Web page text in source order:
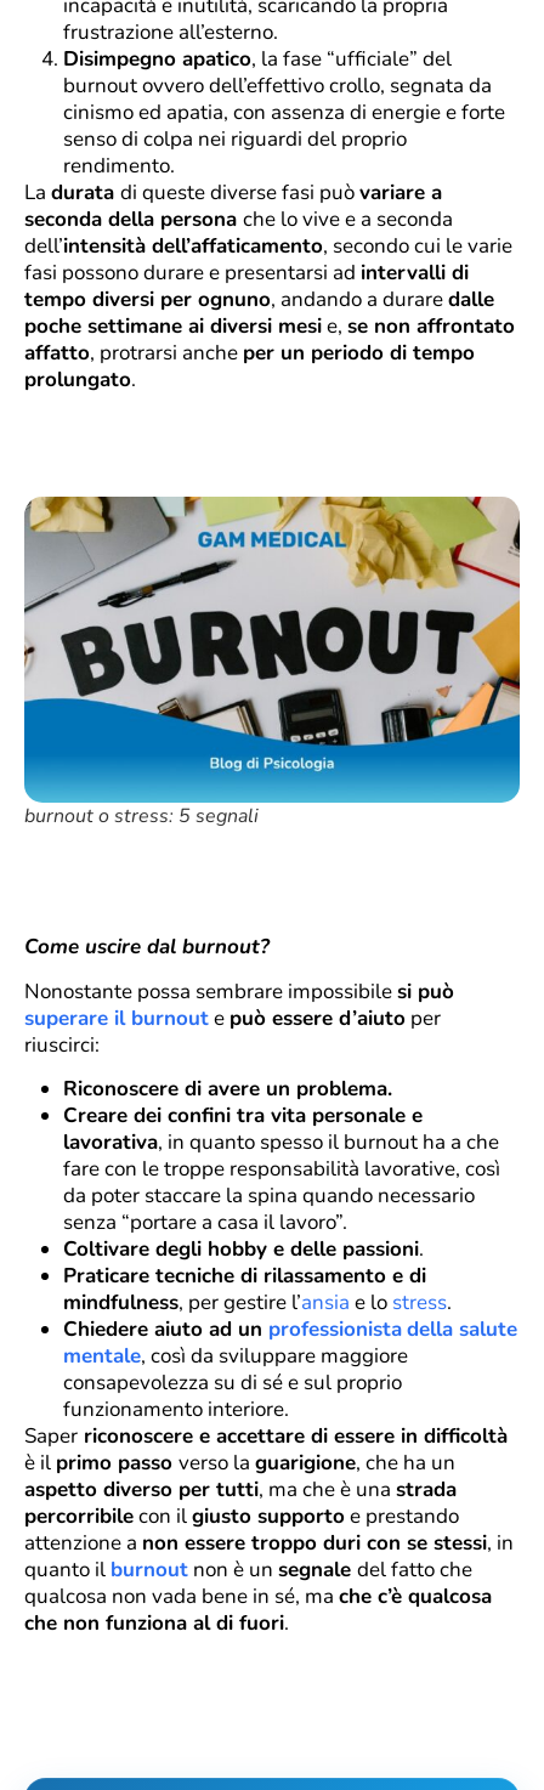
incapacità e inutilità, scaricando la propria
frustrazione all’esterno.
Disimpegno apatico, la fase “ufficiale” del
burnout ovvero dell’effettivo crollo, segnata da
cinismo ed apatia, con assenza di energie e forte
senso di colpa nei riguardi del proprio
rendimento.
La durata di queste diverse fasi puòvariare a
seconda della persona che lo vive e a seconda
dell’intensità dell’affaticamento, secondo cui le varie
fasi possono durare e presentarsi ad intervalli di
tempo diversi per ognuno, andando a duraredalle
poche settimane ai diversi mesie, se non affrontato
affatto, protrarsi anche per un periodo di tempo
prolungato.
burnout o stress: 5 segnali
Come uscire dal burnout?
Nonostante possa sembrare impossibilesi può
superare il burnoute può essere d’aiuto per
riuscirci:
Riconoscere di avere un problema.
Creare dei confini tra vita personale e
lavorativa, in quanto spesso il burnout ha a che
fare con le troppe responsabilità lavorative, così
da poter staccare la spina quando necessario
senza “portare a casa il lavoro”.
Coltivare degli hobby e delle passioni.
Praticare tecniche di rilassamento e di
mindfulness, per gestire l’ansia e lo stress.
Chiedere aiuto ad un professionistadella salute
mentale, così da sviluppare maggiore
consapevolezza su di sé e sul proprio
funzionamento interiore.
Saper riconoscere e accettare di essere in difficoltà
è il primo passo verso la guarigione, che ha un
aspetto diverso per tutti, ma che è una strada
percorribilecon ilgiusto supportoe prestando
attenzione a non essere troppo duri con se stessi, in
quanto il burnout non è un segnale del fatto che
qualcosa non vada bene in sé, ma che c’è qualcosa
che non funziona al di fuori.